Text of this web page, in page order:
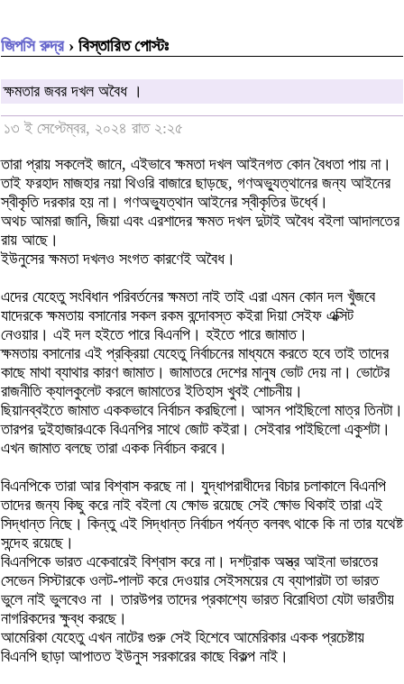
জিপসি রুদ্র› বিস্তারিত পোস্টঃ
ক্ষমতার জবর দখল অবৈধ ।
১৩ ই সেপ্টেম্বর, ২০২৪ রাত ২:২৫
তারা প্রায় সকলেই জানে, এইভাবে ক্ষমতা দখল আইনগত কোন বৈধতা পায় না।
তাই ফরহাদ মাজহার নয়া থিওরি বাজারে ছাড়ছে, গণঅভ্যুত্থানের জন্য আইনের
স্বীকৃতি দরকার হয় না। গণঅভ্যুত্থান আইনের স্বীকৃতির উর্ধ্বে।
অথচ আমরা জানি, জিয়া এবং এরশাদের ক্ষমত দখল দুটাই অবৈধ বইলা আদালতের
রায় আছে।
ইউনুসের ক্ষমতা দখলও সংগত কারণেই অবৈধ।
এদের যেহেতু সংবিধান পরিবর্তনের ক্ষমতা নাই তাই এরা এমন কোন দল খুঁজবে
যাদেরকে ক্ষমতায় বসানোর সকল রকম বন্দোবস্ত কইরা দিয়া সেইফ এক্সিট
নেওয়ার। এই দল হইতে পারে বিএনপি। হইতে পারে জামাত।
ক্ষমতায় বসানোর এই প্রক্রিয়া যেহেতু নির্বাচনের মাধ্যমে করতে হবে তাই তাদের
কাছে মাথা ব্যাথার কারণ জামাত। জামাতরে দেশের মানুষ ভোট দেয় না। ভোটের
রাজনীতি ক্যালকুলেট করলে জামাতের ইতিহাস খুবই শোচনীয়।
ছিয়ানব্বইতে জামাত এককভাবে নির্বাচন করছিলো। আসন পাইছিলো মাত্র তিনটা।
তারপর দুইহাজারএকে বিএনপির সাথে জোট কইরা। সেইবার পাইছিলো একুশটা।
এখন জামাত বলছে তারা একক নির্বাচন করবে।
বিএনপিকে তারা আর বিশ্বাস করছে না। যুদ্ধাপরাধীদের বিচার চলাকালে বিএনপি
তাদের জন্য কিছু করে নাই বইলা যে ক্ষোভ রয়েছে সেই ক্ষোভ থিকাই তারা এই
সিদ্ধান্ত নিছে। কিন্তু এই সিদ্ধান্ত নির্বাচন পর্যন্ত বলবৎ থাকে কি না তার যথেষ্ট
সন্দেহ রয়েছে।
বিএনপিকে ভারত একেবারেই বিশ্বাস করে না। দশট্রাক অস্ত্র আইনা ভারতের
সেভেন সিস্টারকে ওলট-পালট করে দেওয়ার সেইসময়ের যে ব্যাপারটা তা ভারত
ভুলে নাই ভুলবেও না । তারউপর তাদের প্রকাশ্যে ভারত বিরোধিতা যেটা ভারতীয়
নাগরিকদের ক্ষুব্ধ করছে।
আমেরিকা যেহেতু এখন নাটের গুরু সেই হিশেবে আমেরিকার একক প্রচেষ্টায়
বিএনপি ছাড়া আপাতত ইউনুস সরকারের কাছে বিকল্প নাই।